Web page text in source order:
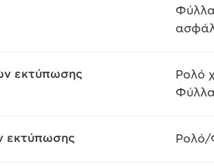
εκτύπωσης
Ρολό
εκτύπωσης Ρολό/